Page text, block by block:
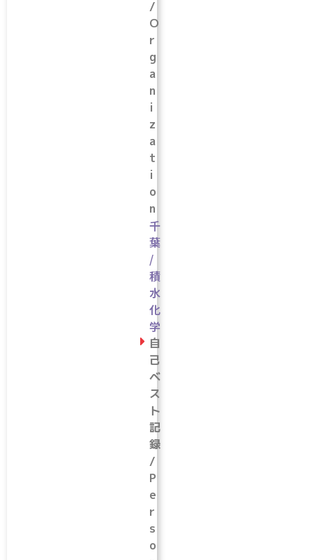
/
O
r
g
a
n
i
z
a
t
i
o
n
千
葉
/
積
水
化
学
自
己
ベ
ス
ト
記
録
/
P
e
r
s
o